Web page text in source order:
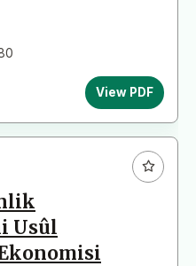
View PDF
Usûl